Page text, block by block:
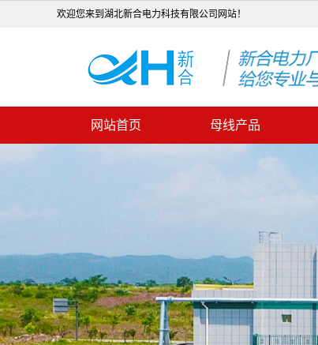
欢迎您来到湖北新合电力科技有限公司网站！
网站首页 母线产品